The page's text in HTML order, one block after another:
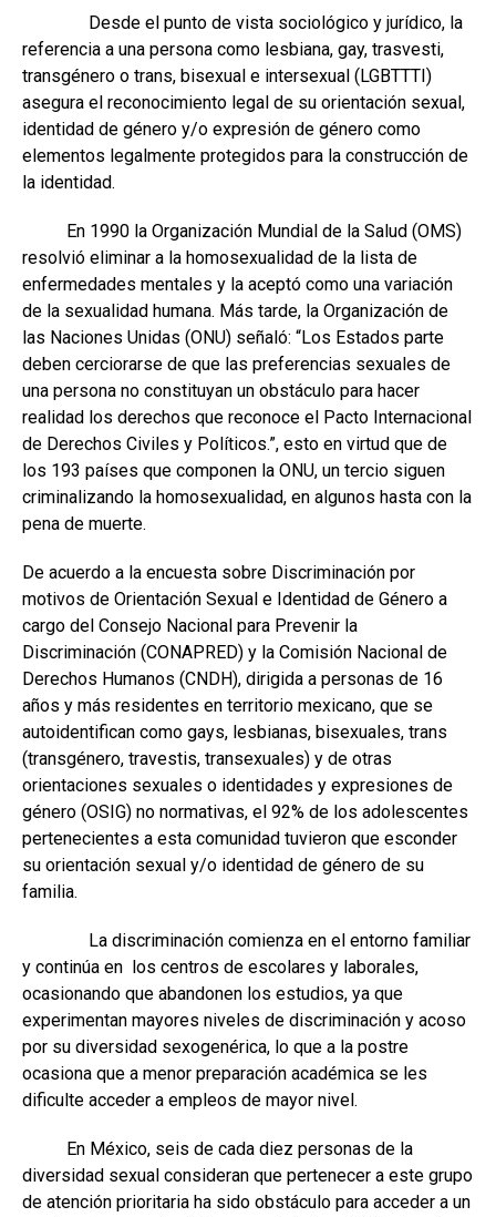
Desde el punto de vista sociológico y jurídico, la
referencia a una persona como lesbiana, gay, trasvesti,
transgénero o trans, bisexual e intersexual (LGBTTTI)
asegura el reconocimiento legal de su orientación sexual,
identidad de género y/o expresión de género como
elementos legalmente protegidos para la construcción de
la identidad.
En 1990 la Organización Mundial de la Salud (OMS)
resolvió eliminar a la homosexualidad de la lista de
enfermedades mentales y la aceptó como una variación
de la sexualidad humana. Más tarde, la Organización de
las Naciones Unidas (ONU) señaló: “Los Estados parte
deben cerciorarse de que las preferencias sexuales de
una persona no constituyan un obstáculo para hacer
realidad los derechos que reconoce el Pacto Internacional
de Derechos Civiles y Políticos.”, esto en virtud que de
los 193 países que componen la ONU, un tercio siguen
criminalizando la homosexualidad, en algunos hasta con la
pena de muerte.
De acuerdo a la encuesta sobre Discriminación por
motivos de Orientación Sexual e Identidad de Género a
cargo del Consejo Nacional para Prevenir la
Discriminación (CONAPRED) y la Comisión Nacional de
Derechos Humanos (CNDH), dirigida a personas de 16
años y más residentes en territorio mexicano, que se
autoidentifican como gays, lesbianas, bisexuales, trans
(transgénero, travestis, transexuales) y de otras
orientaciones sexuales o identidades y expresiones de
género (OSIG) no normativas, el 92% de los adolescentes
pertenecientes a esta comunidad tuvieron que esconder
su orientación sexual y/o identidad de género de su
familia.
La discriminación comienza en el entorno familiar
y continúa en los centros de escolares y laborales,
ocasionando que abandonen los estudios, ya que
experimentan mayores niveles de discriminación y acoso
por su diversidad sexogenérica, lo que a la postre
ocasiona que a menor preparación académica se les
dificulte acceder a empleos de mayor nivel.
En México, seis de cada diez personas de la
diversidad sexual consideran que pertenecer a este grupo
de atención prioritaria ha sido obstáculo para acceder a un